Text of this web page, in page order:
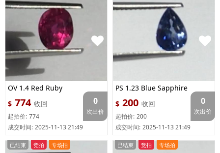
OV 1.4 Red Ruby
$ 774 收回
起拍价: 774
成交时间: 2025-11-13 21:49
0
次出价
PS 1.23 Blue Sapphire
$ 200 收回
起拍价: 200
成交时间: 2025-11-13 21:49
0
次出价
已结束 竞拍 专场拍 已结束 竞拍 专场拍